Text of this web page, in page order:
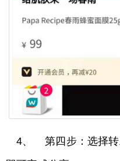
4、 第四步：选择转